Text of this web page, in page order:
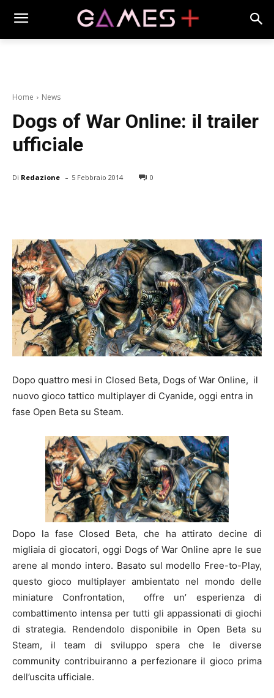
Home News
Dogs of War Online: il trailer
ufficiale
Di Redazione - 5 Febbraio 2014 0
Dopo quattro mesi in Closed Beta, Dogs of War Online, il
nuovo gioco tattico multiplayer di Cyanide, oggi entra in
fase Open Beta su Steam.
Dopo la fase Closed Beta, che ha attirato decine di
migliaia di giocatori, oggi Dogs of War Online apre le sue
arene al mondo intero. Basato sul modello Free-to-Play,
questo gioco multiplayer ambientato nel mondo delle
miniature Confrontation, offre un’ esperienza di
combattimento intensa per tutti gli appassionati di giochi
di strategia. Rendendolo disponibile in Open Beta su
Steam, il team di sviluppo spera che le diverse
community contribuiranno a perfezionare il gioco prima
dell’uscita ufficiale.